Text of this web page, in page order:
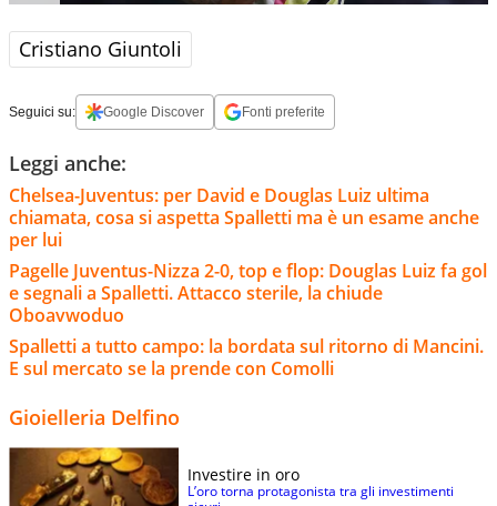
Cristiano Giuntoli
Seguici su: Google Discover Fonti preferite
Leggi anche:
Chelsea-Juventus: per David e Douglas Luiz ultima
chiamata, cosa si aspetta Spalletti ma è un esame anche
per lui
Pagelle Juventus-Nizza 2-0, top e flop: Douglas Luiz fa gol
e segnali a Spalletti. Attacco sterile, la chiude
Oboavwoduo
Spalletti a tutto campo: la bordata sul ritorno di Mancini.
E sul mercato se la prende con Comolli
Gioielleria Delfino
Investire in oro
L’oro torna protagonista tra gli investimenti